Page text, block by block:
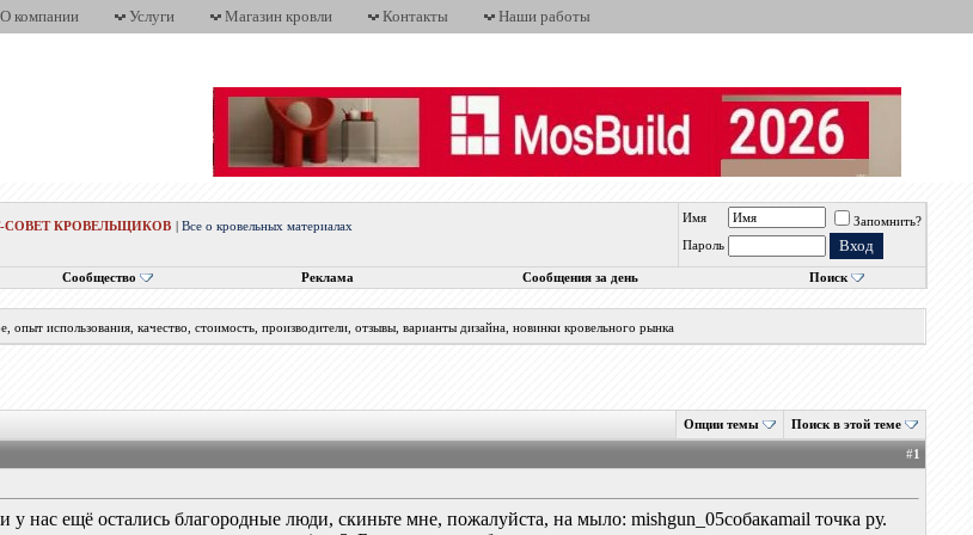
О компании Услуги Магазин кровли Контакты Наши работы
СОВЕТ КРОВЕЛЬЩИКОВ |Все о кровельных материалах
Имя
Запомнить?
Пароль
Сообщество Реклама Сообщения за день Поиск
использования, качество, стоимость, производители, отзывы, варианты дизайна, новинки кровельного рынка
Опции темы Поиск в этой теме
#1
у нас ещё остались благородные люди, скиньте мне, пожалуйста, на мыло: mishgun_05собакаmail точка ру.